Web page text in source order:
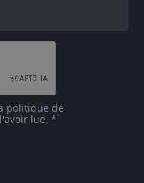
politique de
lue. *